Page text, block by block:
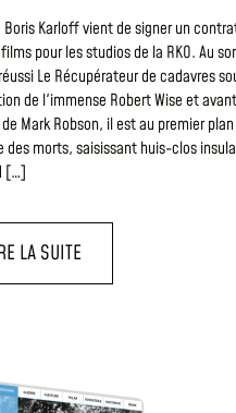
Boris Karloff vient de signer un
pour les studios de la RKO. Au
Le Récupérateur de cadavres
de l'immense Robert Wise et avant
Mark Robson, il est au premier
des morts, saisissant huis-clos
[…]
LA SUITE